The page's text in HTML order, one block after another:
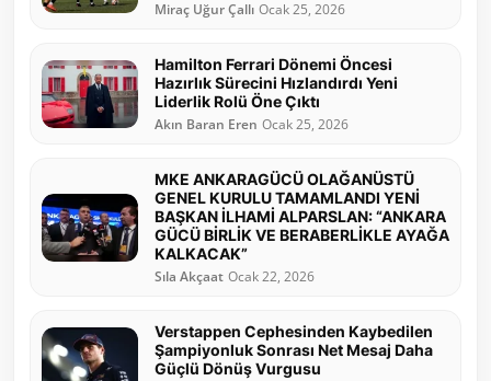
Miraç Uğur Çallı Ocak 25, 2026
Hamilton Ferrari Dönemi Öncesi
Hazırlık Sürecini Hızlandırdı Yeni
Liderlik Rolü Öne Çıktı
Akın Baran Eren Ocak 25, 2026
MKE ANKARAGÜCÜ OLAĞANÜSTÜ
GENEL KURULU TAMAMLANDI YENİ
BAŞKAN İLHAMİ ALPARSLAN: “ANKARA
GÜCÜ BİRLİK VE BERABERLİKLE AYAĞA
KALKACAK”
Sıla Akçaat Ocak 22, 2026
Verstappen Cephesinden Kaybedilen
Şampiyonluk Sonrası Net Mesaj Daha
Güçlü Dönüş Vurgusu